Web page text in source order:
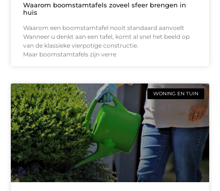
Waarom boomstamtafels zoveel sfeer brengen in
huis
Waarom een boomstamtafel nooit standaard aanvoelt
Wanneer u denkt aan een tafel, komt al snel het beeld op
van de klassieke vierpotige constructie.
Maar boomstamtafels zijn verre
WONING EN TUIN